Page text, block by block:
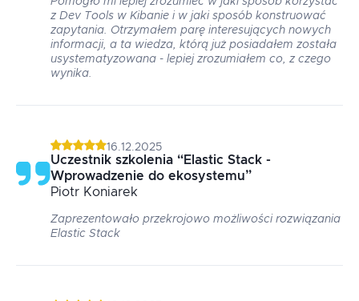
z Dev Tools w Kibanie i w jaki sposób konstruować
zapytania. Otrzymałem parę interesujących nowych
informacji, a ta wiedza, którą już posiadałem została
usystematyzowana - lepiej zrozumiałem co, z czego
wynika.
16.12.2025
Uczestnik szkolenia “Elastic Stack -
Wprowadzenie do ekosystemu”
Piotr Koniarek
Zaprezentowało przekrojowo możliwości rozwiązania
Elastic Stack